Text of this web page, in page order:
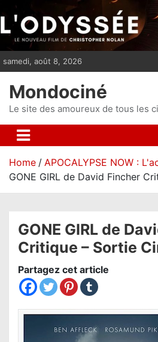
i
p
n
samedi, août 8, 2026
Mondociné
Le site des amoureux de tous les
Home
APOCALYPSE NOW :
GONE GIRL de David Fincher
GONE GIRL de
Critique – Sortie
Partagez cet article